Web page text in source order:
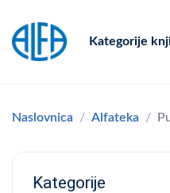
Kategorije
Naslovnica Alfateka
Kategorije